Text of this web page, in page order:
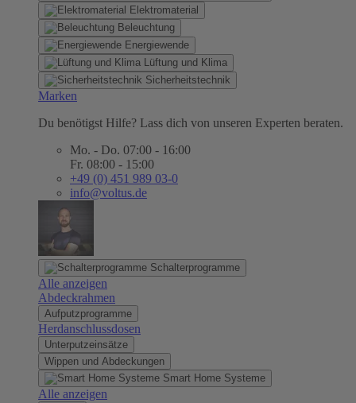
Elektromaterial
Beleuchtung
Energiewende
Lüftung und Klima
Sicherheitstechnik
Marken
Du benötigst Hilfe? Lass dich von unseren Experten beraten.
Mo. - Do. 07:00 - 16:00
Fr. 08:00 - 15:00
+49 (0) 451 989 03-0
info@voltus.de
Schalterprogramme
Alle anzeigen
Abdeckrahmen
Aufputzprogramme
Herdanschlussdosen
Unterputzeinsätze
Wippen und Abdeckungen
Smart Home Systeme
Alle anzeigen